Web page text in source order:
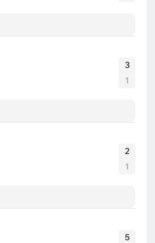
3
1
2
1
5